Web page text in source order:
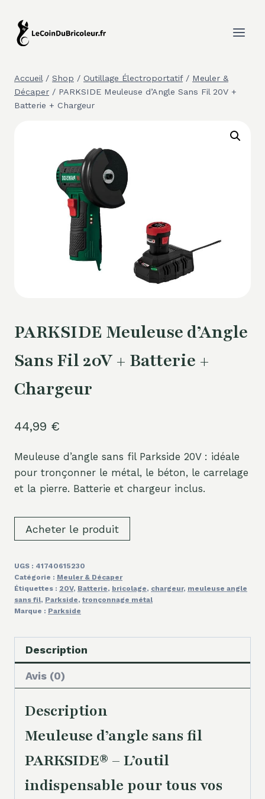
contenu
Accueil / Shop / Outillage Électroportatif / Meuler &
Décaper / PARKSIDE Meuleuse d’Angle Sans Fil 20V +
Batterie + Chargeur
PARKSIDE Meuleuse d’Angle
Sans Fil 20V + Batterie +
Chargeur
44,99 €
Meuleuse d’angle sans fil Parkside 20V : idéale
pour tronçonner le métal, le béton, le carrelage
et la pierre. Batterie et chargeur inclus.
Acheter le produit
UGS : 41740615230
Catégorie : Meuler & Décaper
Étiquettes : 20V, Batterie, bricolage, chargeur, meuleuse angle
sans fil, Parkside, tronçonnage métal
Marque : Parkside
Description
Avis (0)
Description
Meuleuse d’angle sans fil
PARKSIDE® – L’outil
indispensable pour tous vos